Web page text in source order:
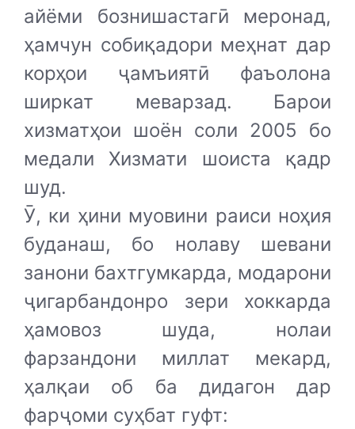
айёми бознишастагӣ меронад,
ҳамчун собиқадори меҳнат дар
корҳои ҷамъиятӣ фаъолона
ширкат меварзад. Барои
хизматҳои шоён соли 2005 бо
медали Хизмати шоиста қадр
шуд.
Ӯ, ки ҳини муовини раиси ноҳия
буданаш, бо нолаву шевани
занони бахтгумкарда, модарони
ҷигарбандонро зери хоккарда
ҳамовоз шуда, нолаи
фарзандони миллат мекард,
ҳалқаи об ба дидагон дар
фарҷоми суҳбат гуфт: